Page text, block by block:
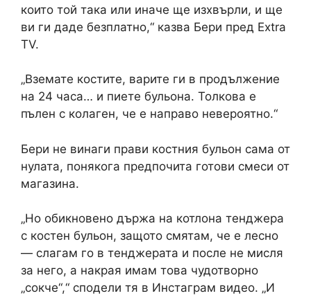
които той така или иначе ще изхвърли, и ще
ви ги даде безплатно,“ казва Бери пред Extra
TV.
„Вземате костите, варите ги в продължение
на 24 часа… и пиете бульона. Толкова е
пълен с колаген, че е направо невероятно.“
Бери не винаги прави костния бульон сама от
нулата, понякога предпочита готови смеси от
магазина.
„Но обикновено държа на котлона тенджера
с костен бульон, защото смятам, че е лесно
— слагам го в тенджерата и после не мисля
за него, а накрая имам това чудотворно
„сокче“,“ сподели тя в Инстаграм видео. „И